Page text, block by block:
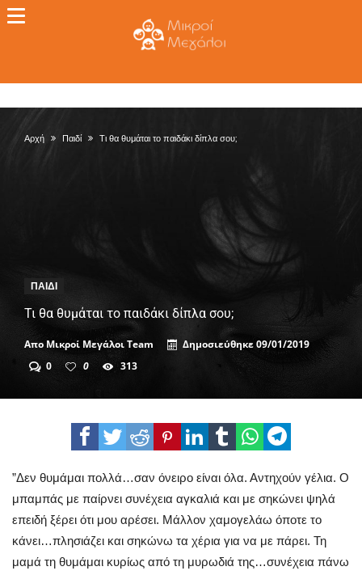
Αρχή Παιδί Τι θα θυμάται το παιδάκι δίπλα σου;
ΠΑΙΔΊ
Τι θα θυμάται το παιδάκι δίπλα σου;
Απο Μικροί Μεγάλοι Team Δημοσιεύθηκε09/01/2019
0
0 313
”Δεν θυμάμαι πολλά…σαν όνειρο είναι όλα. Αντηχούν γέλια. Ο
μπαμπάς με παίρνει συνέχεια αγκαλιά και με σηκώνει ψηλά
επειδή ξέρει ότι μου αρέσει. Μάλλον χαμογελάω όποτε το
κάνει…πλησιάζει και σηκώνω τα χέρια για να με πάρει. Τη
μαμά τη θυμάμαι κυρίως από τη μυρωδιά της…συνέχεια πάνω